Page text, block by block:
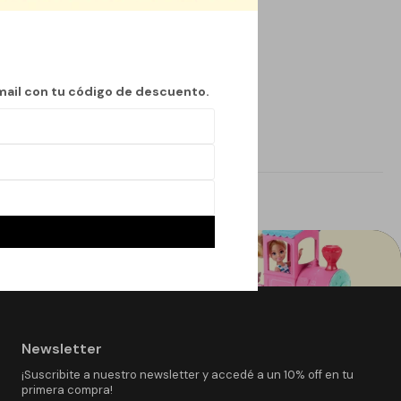
con tu código de descuento.
Newsletter
¡Suscribite a nuestro newsletter y accedé a un 10% off en tu
primera compra!